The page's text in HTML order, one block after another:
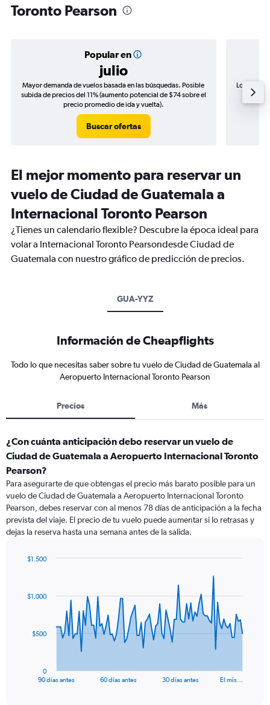
Toronto Pearson
Popular en
julio
Mayor demanda de vuelos basada en las búsquedas. Posible
subida de precios del 11% (aumento potencial de $74 sobre el
precio promedio de ida y vuelta).
Buscar ofertas
Los
de
El mejor momento para reservar un
vuelo de Ciudad de Guatemala a
Internacional Toronto Pearson
¿Tienes un calendario flexible? Descubre la época ideal para
volar a Internacional Toronto Pearsondesde Ciudad de
Guatemala con nuestro gráfico de predicción de precios.
GUA-YYZ
Información de Cheapflights
Todo lo que necesitas saber sobre tu vuelo de Ciudad de Guatemala al
Aeropuerto Internacional Toronto Pearson
Precios Más
¿Con cuánta anticipación debo reservar un vuelo de
Ciudad de Guatemala a Aeropuerto Internacional Toronto
Pearson?
Para asegurarte de que obtengas el precio más barato posible para un
vuelo de Ciudad de Guatemala a Aeropuerto Internacional Toronto
Pearson, debes reservar con al menos 78 días de anticipación a la fecha
prevista del viaje. El precio de tu vuelo puede aumentar si lo retrasas y
dejas la reserva hasta una semana antes de la salida.
data
The
90 días antes 60 días antes 30 días antes El mis…
0
$500
$1.000
$1.500